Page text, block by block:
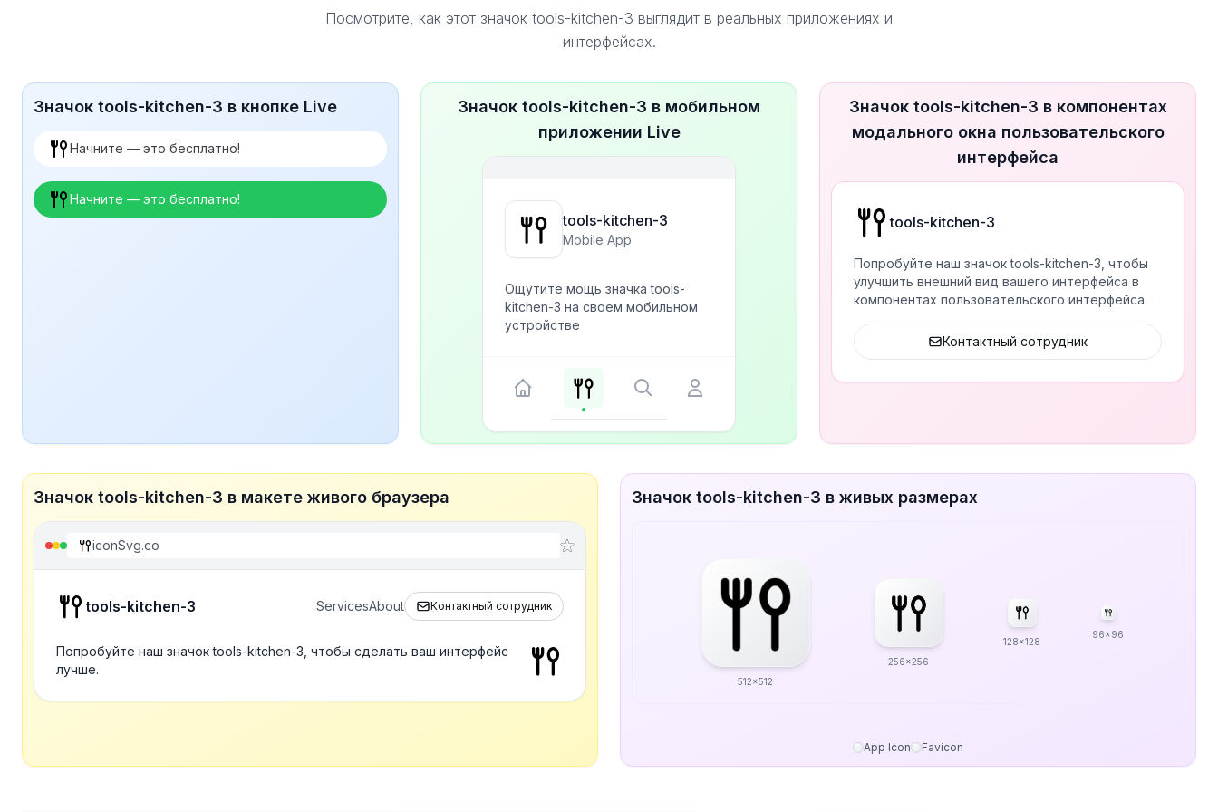
Посмотрите, как этот значок tools-kitchen-3 выглядит в реальных приложениях и
интерфейсах.
Значок tools-kitchen-3 в кнопке Live
Начните — это бесплатно!
Начните — это бесплатно!
Значок tools-kitchen-3 в мобильном
приложении Live
tools-kitchen-3
Mobile App
Ощутите мощь значка tools-
kitchen-3 на своем мобильном
устройстве
Значок tools-kitchen-3 в компонентах
модального окна пользовательского
интерфейса
tools-kitchen-3
Попробуйте наш значок tools-kitchen-3, чтобы
улучшить внешний вид вашего интерфейса в
компонентах пользовательского интерфейса.
Контактный сотрудник
Значок tools-kitchen-3 в макете живого браузера
iconSvg.co
tools-kitchen-3 ServicesAbout Контактный сотрудник
Попробуйте наш значок tools-kitchen-3, чтобы сделать ваш интерфейс
лучше.
Значок tools-kitchen-3 в живых размерах
512x512
256x256
128x128
96x96
App Icon Favicon